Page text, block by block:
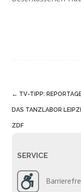
Post
navigation
← TV-TIPP:
DAS TANZLABOR
ZDF
SERVICE